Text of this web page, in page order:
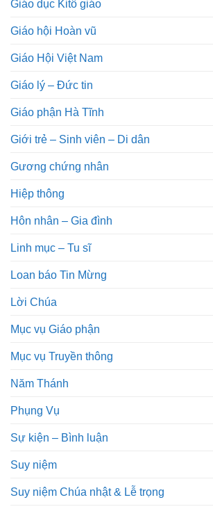
Giáo dục Kitô giáo
Giáo hội Hoàn vũ
Giáo Hội Việt Nam
Giáo lý – Đức tin
Giáo phận Hà Tĩnh
Giới trẻ – Sinh viên – Di dân
Gương chứng nhân
Hiệp thông
Hôn nhân – Gia đình
Linh mục – Tu sĩ
Loan báo Tin Mừng
Lời Chúa
Mục vụ Giáo phận
Mục vụ Truyền thông
Năm Thánh
Phụng Vụ
Sự kiện – Bình luận
Suy niệm
Suy niệm Chúa nhật & Lễ trọng